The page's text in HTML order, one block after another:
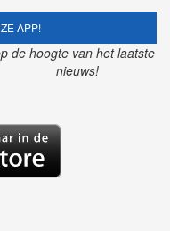
APP!
de hoogte van het laatste
nieuws!